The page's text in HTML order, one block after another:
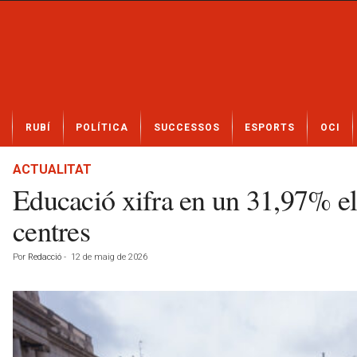
t
RUBÍ POLÍTICA SUCCESSOS ESPORTS OCI
ACTUALITAT
Educació xifra en un 31,97%
centres
Por Redacció - 12 de maig de 2026